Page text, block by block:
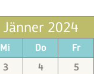
Jänner 2024
Mi Do Fr
3 4 5